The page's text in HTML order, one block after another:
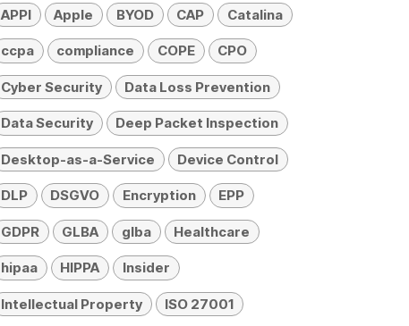
APPI Apple BYOD CAP Catalina
ccpa compliance COPE CPO
Cyber Security Data Loss Prevention
Data Security Deep Packet Inspection
Desktop-as-a-Service Device Control
DLP DSGVO Encryption EPP
GDPR GLBA glba Healthcare
hipaa HIPPA Insider
Intellectual Property ISO 27001